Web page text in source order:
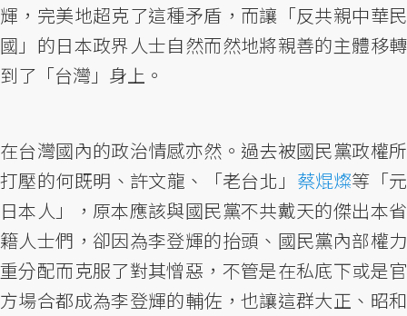
輝，完美地超克了這種矛盾，而讓「反共親中華民
國」的日本政界人士自然而然地將親善的主體移轉
到了「台灣」身上。
在台灣國內的政治情感亦然。過去被國民黨政權所
打壓的何既明、許文龍、「老台北」 蔡焜燦等「元
日本人」，原本應該與國民黨不共戴天的傑出本省
籍人士們，卻因為李登輝的抬頭、國民黨內部權力
重分配而克服了對其憎惡，不管是在私底下或是官
方場合都成為李登輝的輔佐，也讓這群大正、昭和